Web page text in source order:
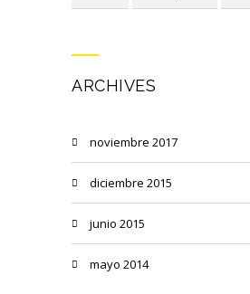
ARCHIVES
noviembre 2017
diciembre 2015
junio 2015
mayo 2014